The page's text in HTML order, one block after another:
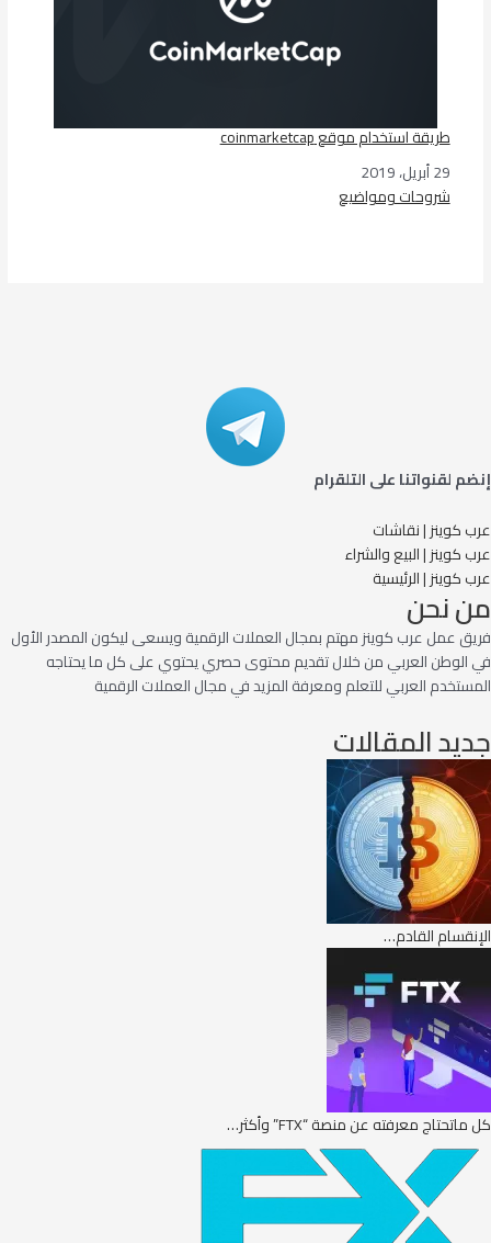
طريقة استخدام موقع coinmarketcap
التاريخ
29 أبريل، 2019
في ما يتعلق بما يأتي
شروحات ومواضيع
إنضم لقنواتنا على التلقرام
عرب كوينز | نقاشات
عرب كوينز | البيع والشراء
عرب كوينز | الرئيسية
من نحن
فريق عمل عرب كوينز مهتم بمجال العملات الرقمية ويسعى ليكون المصدر الأول
في الوطن العربي من خلال تقديم محتوى حصري يحتوي على كل ما يحتاجه
المستخدم العربي للتعلم ومعرفة المزيد في مجال العملات الرقمية
جديد المقالات
الإنقسام القادم…
كل ماتحتاج معرفته عن منصة “FTX” وأكثر…